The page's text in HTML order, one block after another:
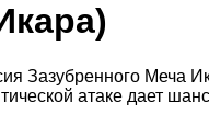
Зазубренного Меча
атаке дает